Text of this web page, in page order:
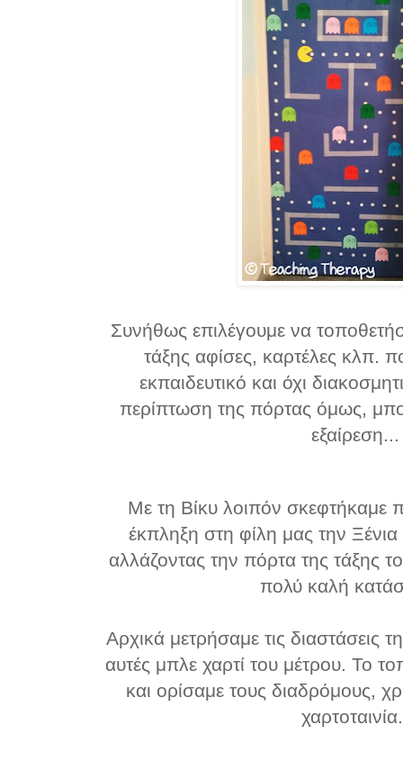
Συνήθως επιλέγουμε να
τάξης αφίσες, καρτέλες κλπ.
εκπαιδευτικό και όχι
περίπτωση της πόρτας όμως,
εξαίρεση...
Με τη Βίκυ λοιπόν σκεφτήκαμε
έκπληξη στη φίλη μας την Ξένια
αλλάζοντας την πόρτα της τάξης
πολύ καλή
Αρχικά μετρήσαμε τις διαστάσεις
αυτές μπλε χαρτί του μέτρου. Το
και ορίσαμε τους διαδρόμους,